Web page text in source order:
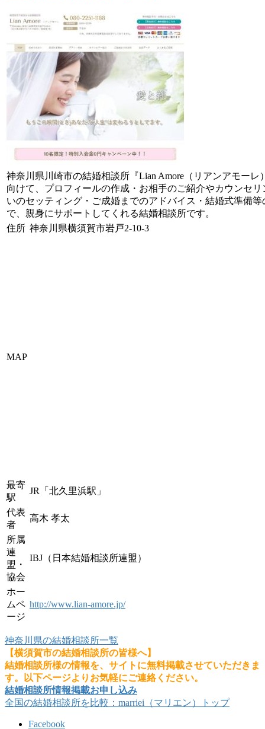
神奈川県川崎市の結婚相談所『Lian Amore（リアンアモーレ
向けて、プロフィールの作成・お相手のご紹介やカウンセリ
いのセッティング・ご成婚までのアドバイス・結婚式準備等
で、親身にサポートしてくれる結婚相談所です。
住所 神奈川県横須賀市岩戸2-10-3
MAP
最寄
駅
JR「北久里浜駅」
代表
者
高木 孝太
所属
連
盟・
協会
IBJ（日本結婚相談所連盟）
ホー
ムペ
ージ
http://www.lian-amore.jp/
神奈川県の結婚相談所一覧
【横須賀市の結婚相談所の皆様へ】
結婚相談所様の情報を、サイトに無料掲載させていただきま
す。以下ページよりお気軽にご連絡ください。
結婚相談所情報掲載お申し込み
全国の結婚相談所を比較：marriei（マリエン）トップ
Facebook